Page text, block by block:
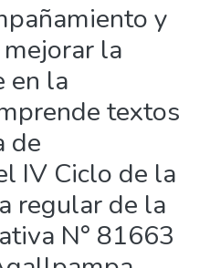
y
la
en la
textos
de
IV Ciclo de la
regular de la
N° 81663